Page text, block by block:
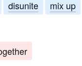
disunite mix up